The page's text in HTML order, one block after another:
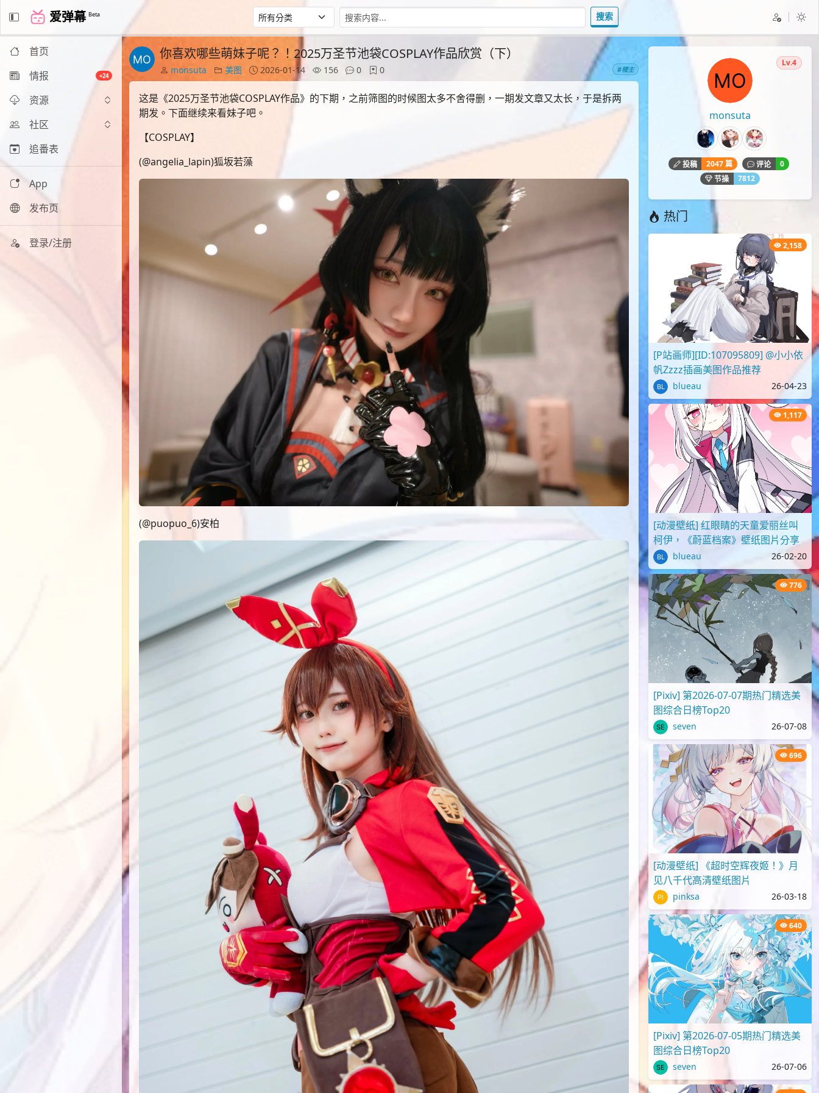
爱弹幕 Beta 搜索
首页
情报
+24
资源
社区
追番表
App
发布页
登录/注册
你喜欢哪些萌妹子呢？！2025万圣节池袋COSPLAY作品欣赏（下）
monsuta 美图 2026-01-14 156 0 0 #楼主
这是《2025万圣节池袋COSPLAY作品》的下期，之前筛图的时候图太多不舍得删，一期发文章又太长，于是拆两
期发。下面继续来看妹子吧。
【COSPLAY】
(@angelia_lapin)狐坂若藻
(@puopuo_6)安柏
monsuta
Lv.4
投稿 2047 篇 评论
0
节操
7812
热门
2,158
[P站画师][ID:107095809] @小小依
帆Zzzz插画美图作品推荐
blueau 26-04-23
1,117
[动漫壁纸] 红眼睛的天童爱丽丝叫
柯伊，《蔚蓝档案》壁纸图片分享
blueau 26-02-20
776
[Pixiv] 第2026-07-07期热门精选美
图综合日榜Top20
seven 26-07-08
696
[动漫壁纸] 《超时空辉夜姬！》月
见八千代高清壁纸图片
pinksa 26-03-18
640
[Pixiv] 第2026-07-05期热门精选美
图综合日榜Top20
seven 26-07-06